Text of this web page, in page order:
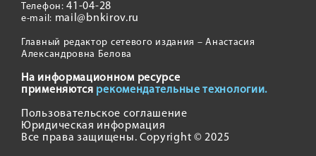
Телефон:41-04-28
e-mail: mail@bnkirov.ru
Главный редактор сетевого издания – Анастасия
Александровна Белова
На информационном ресурсе
применяются рекомендательные технологии.
Пользовательское соглашение
Юридическая информация
Все права защищены. Copyright © 2025